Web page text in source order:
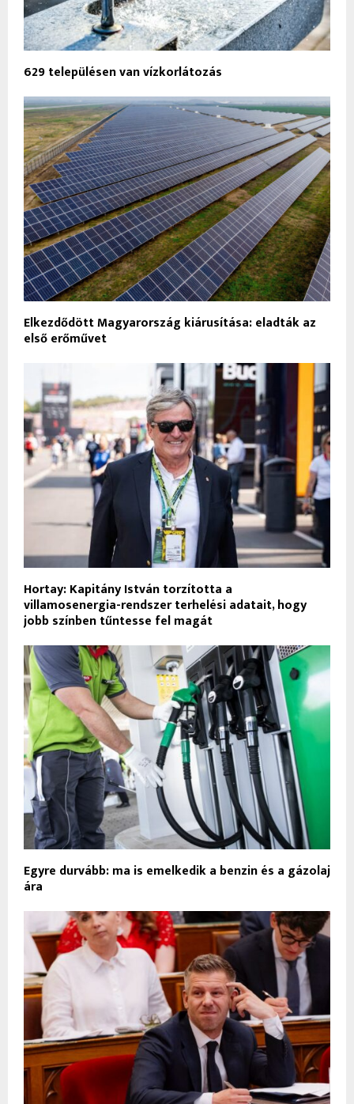
629 településen van vízkorlátozás
Elkezdődött Magyarország kiárusítása: eladták az
első erőművet
Hortay: Kapitány István torzította a
villamosenergia-rendszer terhelési adatait, hogy
jobb színben tűntesse fel magát
Egyre durvább: ma is emelkedik a benzin és a gázolaj
ára